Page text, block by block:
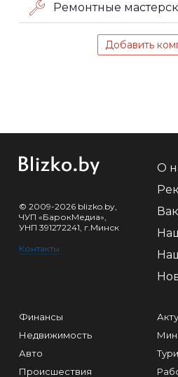
Ремонтные
Добавить
© 2009-2026 blizko.by,
ЧУП «БарокМедиа»,
УНП 391272241, г.Минск
Контакты
О
Финансы
Недвижимость
Авто
Происшествия